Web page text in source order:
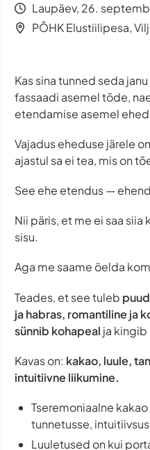
Laupäev, 26.
PÕHK Elustiilipesa,
Kas sina tunned seda
fassaadi asemel tõde,
etendamise asemel
Vajadus eheduse järele
ajastul sa ei tea, mis on
See ehe etendus —
Nii päris, et me ei saa siia
sisu.
Aga me saame öelda
Teades, et see tuleb
ja habras, romantiline ja
sünnib kohapeal ja
Kavas on: kakao, luule,
intuitiivne liikumine.
Tseremoniaalne
tunnetusse,
Luuletused on kui